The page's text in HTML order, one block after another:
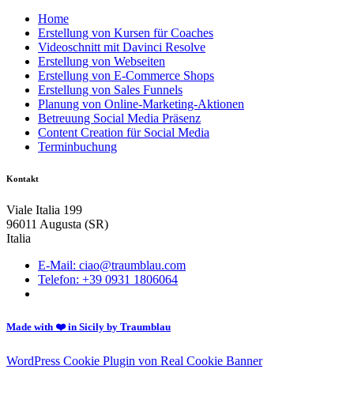
Home
Erstellung von Kursen für Coaches
Videoschnitt mit Davinci Resolve
Erstellung von Webseiten
Erstellung von E-Commerce Shops
Erstellung von Sales Funnels
Planung von Online-Marketing-Aktionen
Betreuung Social Media Präsenz
Content Creation für Social Media
Terminbuchung
Kontakt
Viale Italia 199
96011 Augusta (SR)
Italia
E-Mail: ciao@traumblau.com
Telefon: +39 0931 1806064
Made with ❤️ in Sicily by Traumblau
WordPress Cookie Plugin von Real Cookie Banner